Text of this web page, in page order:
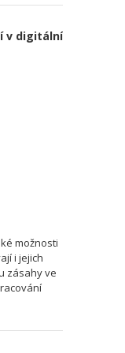
v digitální
možnosti
i jejich
zásahy ve